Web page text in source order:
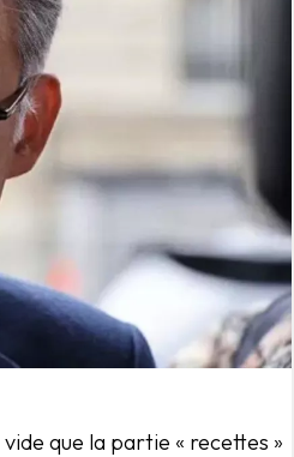
que la partie « recettes »